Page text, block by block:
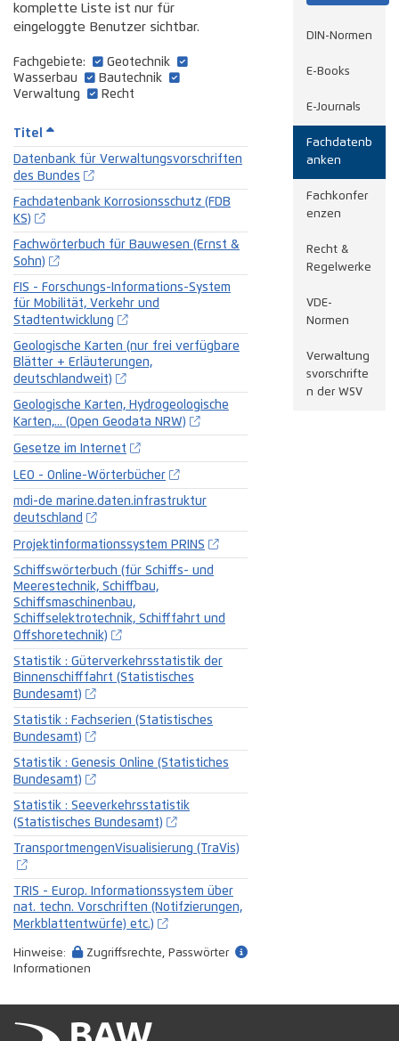
komplette Liste ist nur für
eingeloggte Benutzer sichtbar.
Fachgebiete:
Geotechnik
Wasserbau
Bautechnik
Verwaltung
Recht
Titel
Datenbank für Verwaltungsvorschriften
des Bundes
Fachdatenbank Korrosionsschutz (FDB
KS)
Fachwörterbuch für Bauwesen (Ernst &
Sohn)
FIS - Forschungs-Informations-System
für Mobilität, Verkehr und
Stadtentwicklung
Geologische Karten (nur frei verfügbare
Blätter + Erläuterungen,
deutschlandweit)
Geologische Karten, Hydrogeologische
Karten,... (Open Geodata NRW)
Gesetze im Internet
LEO - Online-Wörterbücher
mdi-de marine.daten.infrastruktur
deutschland
Projektinformationssystem PRINS
Schiffswörterbuch (für Schiffs- und
Meerestechnik, Schiffbau,
Schiffsmaschinenbau,
Schiffselektrotechnik, Schifffahrt und
Offshoretechnik)
Statistik : Güterverkehrsstatistik der
Binnenschifffahrt (Statistisches
Bundesamt)
Statistik : Fachserien (Statistisches
Bundesamt)
Statistik : Genesis Online (Statistiches
Bundesamt)
Statistik : Seeverkehrsstatistik
(Statistisches Bundesamt)
TransportmengenVisualisierung (TraVis)
TRIS - Europ. Informationssystem über
nat. techn. Vorschriften (Notifzierungen,
Merkblattentwürfe) etc.)
Hinweise:
Zugriffsrechte, Passwörter
Informationen
DIN-Normen
E-Books
E-Journals
Fachdatenb
anken
Fachkonfer
enzen
Recht &
Regelwerke
VDE-
Normen
Verwaltung
svorschrifte
n der WSV